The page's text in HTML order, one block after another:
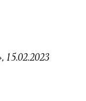
15.02.2023